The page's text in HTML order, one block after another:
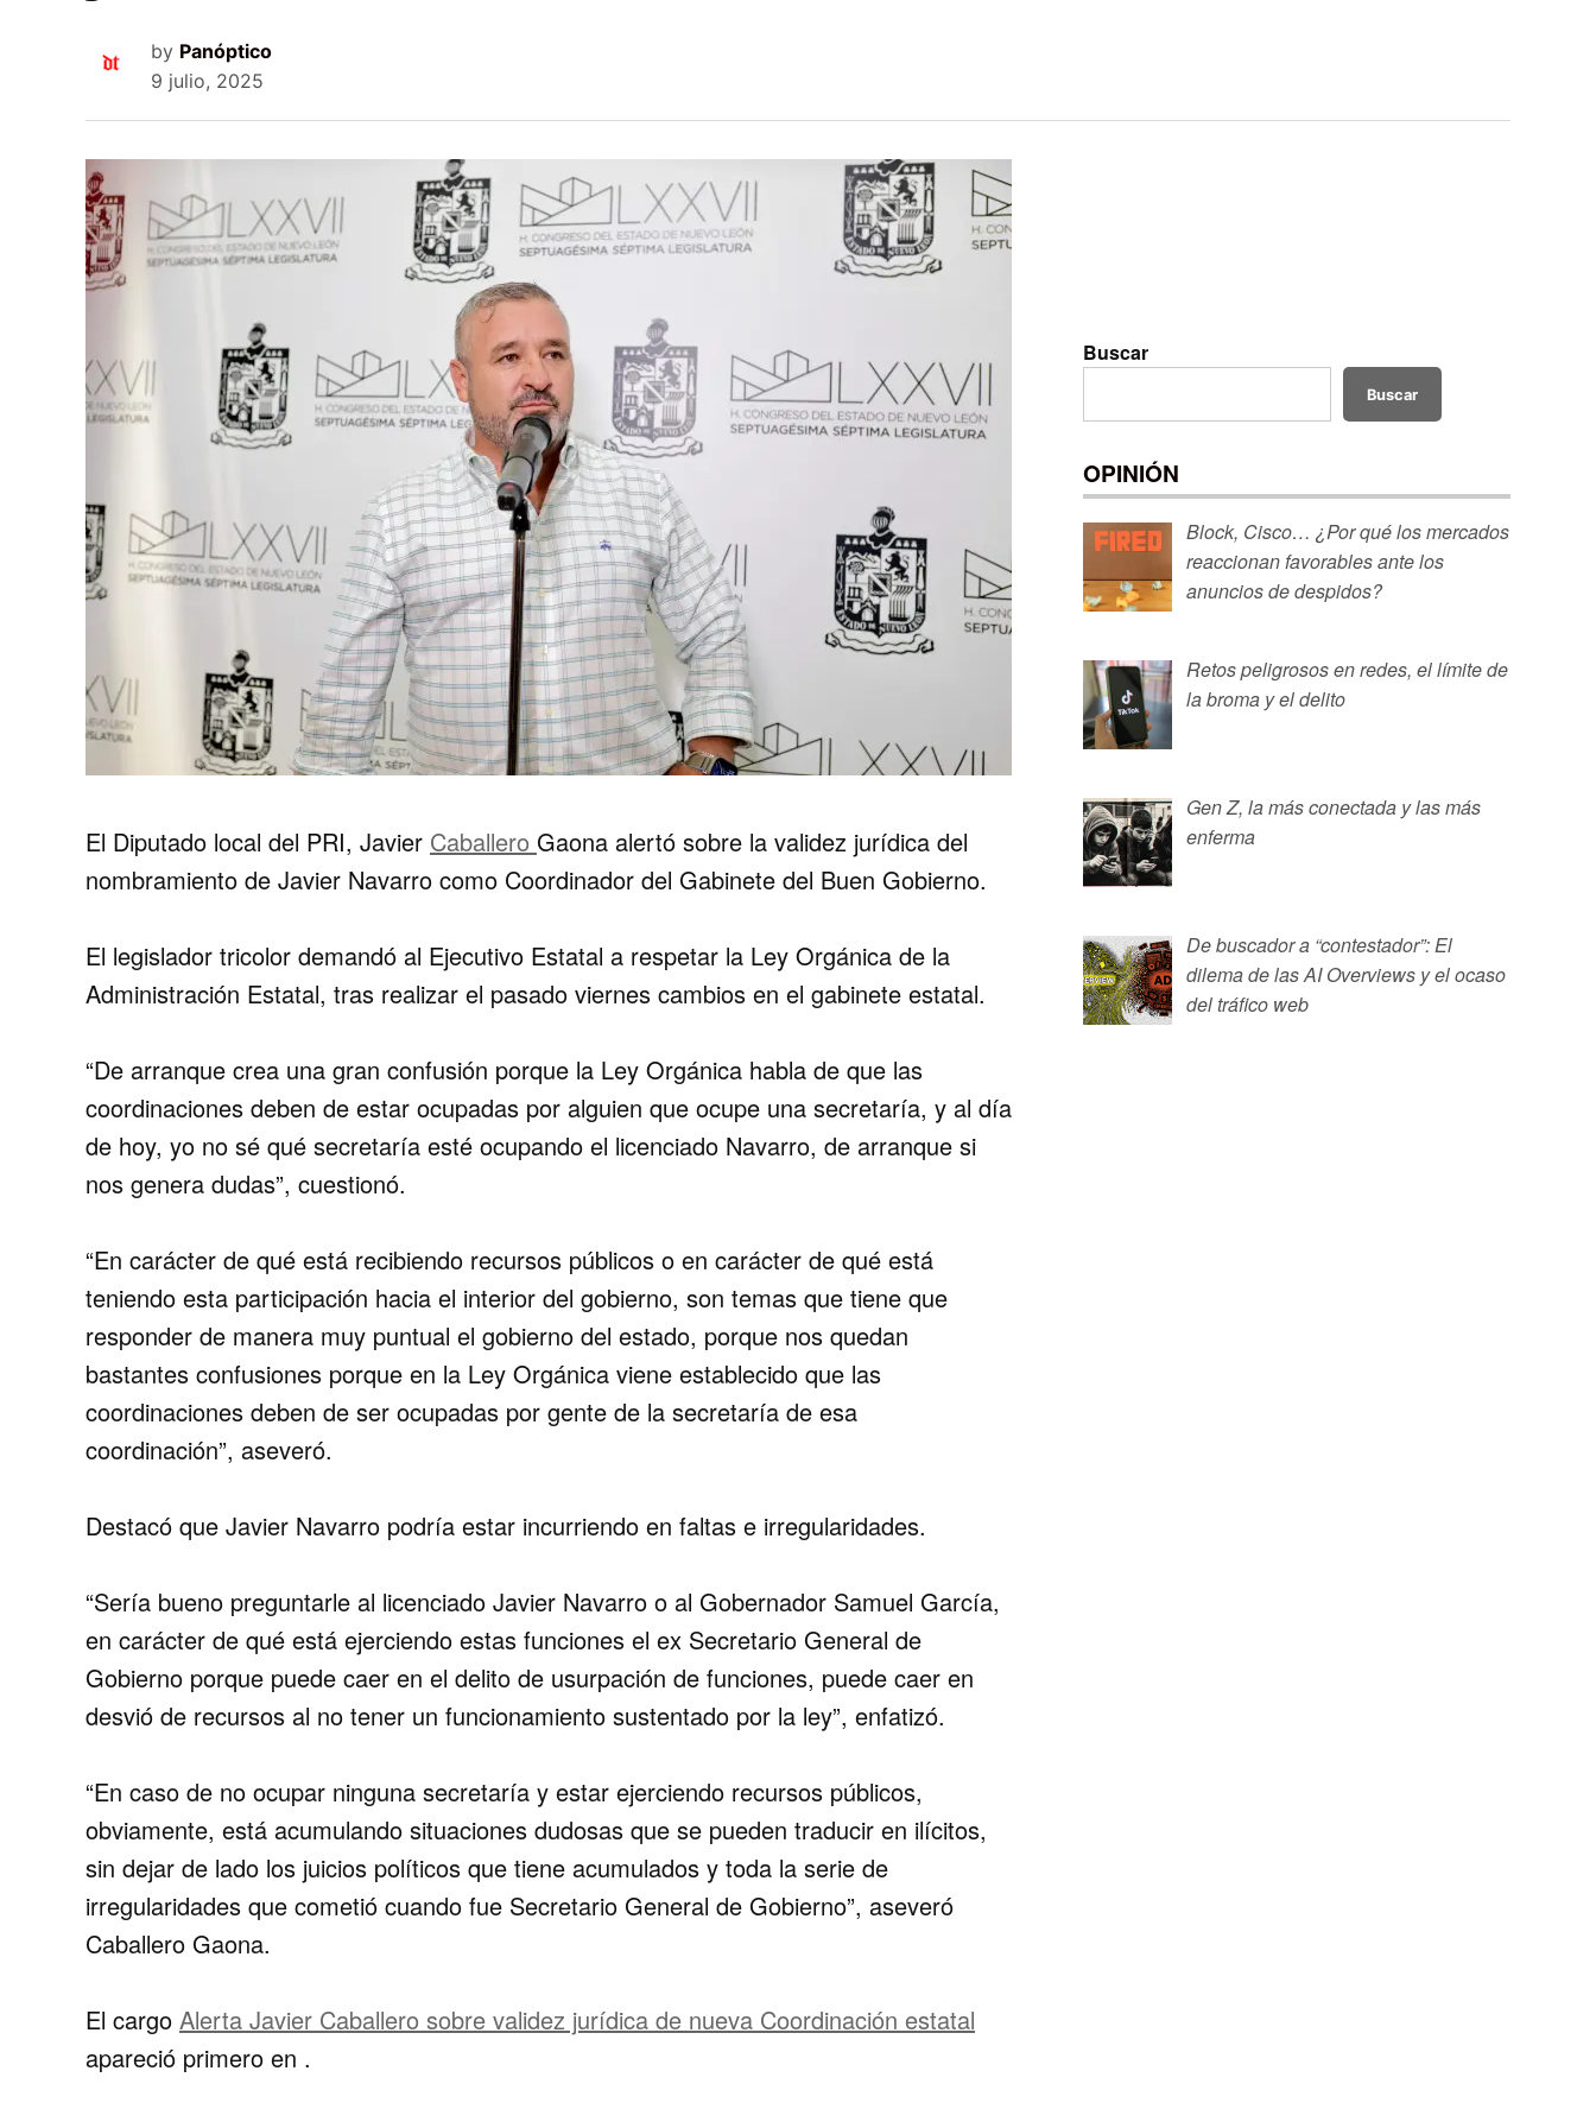
by Panóptico
9 julio, 2025
El Diputado local del PRI, Javier Caballero Gaona alertó sobre la validez jurídica del
nombramiento de Javier Navarro como Coordinador del Gabinete del Buen Gobierno.
El legislador tricolor demandó al Ejecutivo Estatal a respetar la Ley Orgánica de la
Administración Estatal, tras realizar el pasado viernes cambios en el gabinete estatal.
“De arranque crea una gran confusión porque la Ley Orgánica habla de que las
coordinaciones deben de estar ocupadas por alguien que ocupe una secretaría, y al día
de hoy, yo no sé qué secretaría esté ocupando el licenciado Navarro, de arranque si
nos genera dudas”, cuestionó.
“En carácter de qué está recibiendo recursos públicos o en carácter de qué está
teniendo esta participación hacia el interior del gobierno, son temas que tiene que
responder de manera muy puntual el gobierno del estado, porque nos quedan
bastantes confusiones porque en la Ley Orgánica viene establecido que las
coordinaciones deben de ser ocupadas por gente de la secretaría de esa
coordinación”, aseveró.
Destacó que Javier Navarro podría estar incurriendo en faltas e irregularidades.
“Sería bueno preguntarle al licenciado Javier Navarro o al Gobernador Samuel García,
en carácter de qué está ejerciendo estas funciones el ex Secretario General de
Gobierno porque puede caer en el delito de usurpación de funciones, puede caer en
desvió de recursos al no tener un funcionamiento sustentado por la ley”, enfatizó.
“En caso de no ocupar ninguna secretaría y estar ejerciendo recursos públicos,
obviamente, está acumulando situaciones dudosas que se pueden traducir en ilícitos,
sin dejar de lado los juicios políticos que tiene acumulados y toda la serie de
irregularidades que cometió cuando fue Secretario General de Gobierno”, aseveró
Caballero Gaona.
El cargo Alerta Javier Caballero sobre validez jurídica de nueva Coordinación estatal
apareció primero en .
Buscar
Buscar
OPINIÓN
Block, Cisco… ¿Por qué los mercados
reaccionan favorables ante los
anuncios de despidos?
Retos peligrosos en redes, el límite de
la broma y el delito
Gen Z, la más conectada y las más
enferma
De buscador a “contestador”: El
dilema de las AI Overviews y el ocaso
del tráfico web